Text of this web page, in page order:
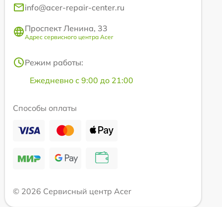
info@acer-repair-center.ru
Проспект Ленина, 33
Адрес сервисного центра Acer
Режим работы:
Ежедневно с 9:00 до 21:00
Способы оплаты
© 2026 Сервисный центр Acer